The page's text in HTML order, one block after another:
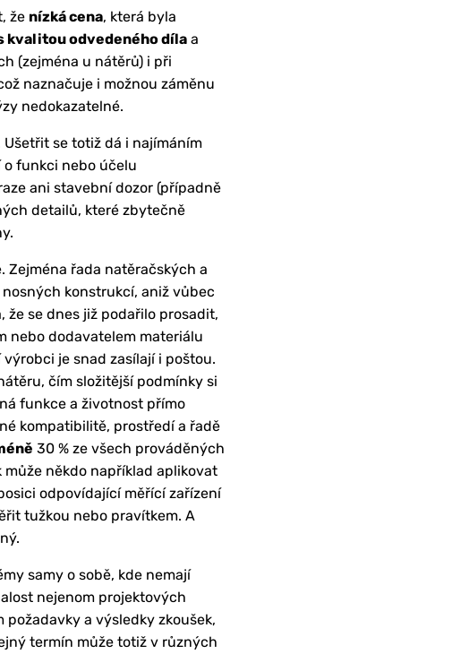
že nízká cena, která byla
kvalitou odvedeného díla a
(zejména u nátěrů) i při
naznačuje i možnou záměnu
nedokazatelné.
se totiž dá i najímáním
funkci nebo účelu
ani stavební dozor (případně
detailů, které zbytečně
Zejména řada natěračských a
konstrukcí, aniž vůbec
se dnes již podařilo prosadit,
nebo dodavatelem materiálu
je snad zasílají i poštou.
čím složitější podmínky si
funkce a životnost přímo
kompatibilitě, prostředí a řadě
30 % ze všech prováděných
někdo například aplikovat
odpovídající měřící zařízení
tužkou nebo pravítkem. A
samy o sobě, kde nemají
nejenom projektových
a výsledky zkoušek,
termín může totiž v různých